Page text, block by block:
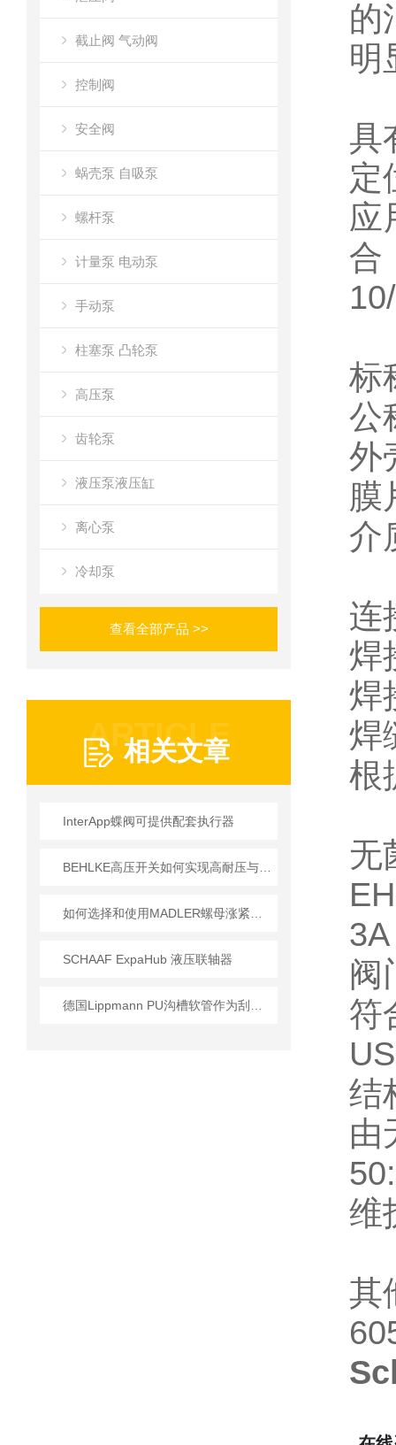
截止阀 气动阀
控制阀
安全阀
蜗壳泵 自吸泵
螺杆泵
计量泵 电动泵
手动泵
柱塞泵 凸轮泵
高压泵
齿轮泵
液压泵液压缸
离心泵
冷却泵
查看全部产品 >>
ARTICLE
相关文章
InterApp蝶阀可提供配套执行器
SCHAAF ExpaHub 液压联轴器
的
明
具
定
应
标
公
外
膜
介
连
焊
焊
焊
根
无
阀
符
结
由
维
其